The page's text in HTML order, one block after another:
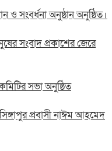
ও সংবর্ধনা অনুষ্ঠান অনুষ্ঠিত।
সংবাদ প্রকাশের জেরে
সভা অনুষ্ঠিত
প্রবাসী নাঈম আহমেদ